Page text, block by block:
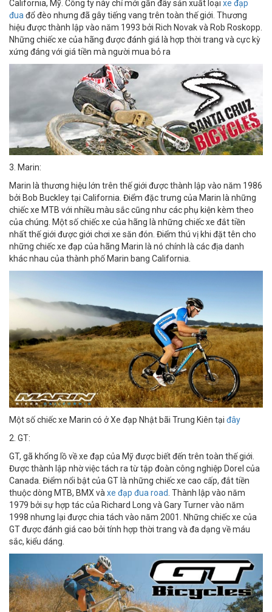
California, Mỹ. Công ty này chỉ mới gần đây sản xuất loại xe đạp
đuađổ đèo nhưng đã gây tiếng vang trên toàn thế giới. Thương
hiệu được thành lập vào năm 1993 bởi Rich Novak và Rob Roskopp.
Những chiếc xe của hãng được đánh giá là hợp thời trang và cực kỳ
xứng đáng với giá tiền mà người mua bỏ ra
3. Marin:
Marin là thương hiệu lớn trên thế giới được thành lập vào năm 1986
bởi Bob Buckley tại California. Điểm đặc trưng của Marin là những
chiếc xe MTB với nhiều màu sắc cũng như các phụ kiện kèm theo
của chúng. Một số chiếc xe của hãng là những chiếc xe đắt tiền
nhất thế giới được giới chơi xe săn đón. Điểm thú vị khi đặt tên cho
những chiếc xe đạp của hãng Marin là nó chính là các địa danh
khác nhau của thành phố Marin bang California.
Một số chiếc xe Marin có ở Xe đạp Nhật bãi Trung Kiên tại đây
2. GT:
GT, gã khổng lồ về xe đạp của Mỹ được biết đến trên toàn thế giới.
Được thành lập nhờ việc tách ra từ tập đoàn công nghiệp Dorel của
Canada. Điểm nổi bật của GT là những chiếc xe cao cấp, đắt tiền
thuộc dòng MTB, BMX và xe đạp đua road . Thành lập vào năm
1979 bởi sự hợp tác của Richard Long và Gary Turner vào năm
1998 nhưng lại được chia tách vào năm 2001. Những chiếc xe của
GT được đánh giá cao bởi tính hợp thời trang và đa dạng về máu
sắc, kiểu dáng.